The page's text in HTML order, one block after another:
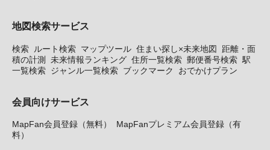
地図検索サービス
検索 ルート検索 マップツール 住まい探し×未来地図
距離・面
積の計測 未来情報ランキング 住所一覧検索 郵便番号検索 駅
一覧検索 ジャンル一覧検索 ブックマーク おでかけプラン
会員向けサービス
MapFan会員登録（無料）
MapFanプレミアム会員登録（有
料）